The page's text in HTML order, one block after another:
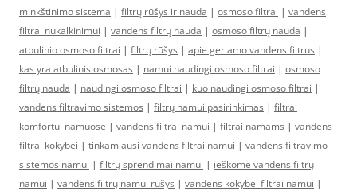
minkštinimo sistema | filtrų rūšys ir nauda | osmoso filtrai | vandens
filtrai nukalkinimui | vandens filtrų nauda | osmoso filtrų nauda |
atbulinio osmoso filtrai | filtrų rūšys | apie geriamo vandens filtrus |
kas yra atbulinis osmosas | namui naudingi osmoso filtrai | osmoso
filtrų nauda | naudingi osmoso filtrai | kuo naudingi osmoso filtrai |
vandens filtravimo sistemos | filtrų namui pasirinkimas | filtrai
komfortui namuose | vandens filtrai namui | filtrai namams | vandens
filtrai kokybei | tinkamiausi vandens filtrai namui | vandens filtravimo
sistemos namui | filtrų sprendimai namui | ieškome vandens filtrų
namui | vandens filtrų namui rūšys | vandens kokybei filtrai namui |